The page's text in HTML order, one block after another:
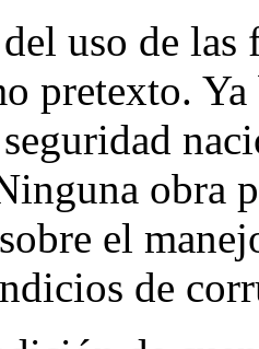
uso de las
pretexto.
obra
el
de